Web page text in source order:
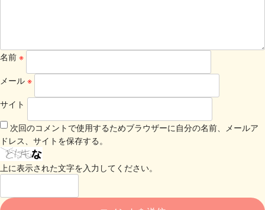
名前 ※
メール ※
サイト
次回のコメントで使用するためブラウザーに自分の名前、メールア
ドレス、サイトを保存する。
上に表示された文字を入力してください。